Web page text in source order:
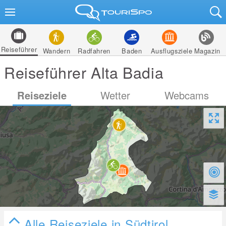
Reiseführer Wandern Radfahren Baden Ausflugsziele Magazin
Reiseführer Alta Badia
Reiseziele Wetter Webcams